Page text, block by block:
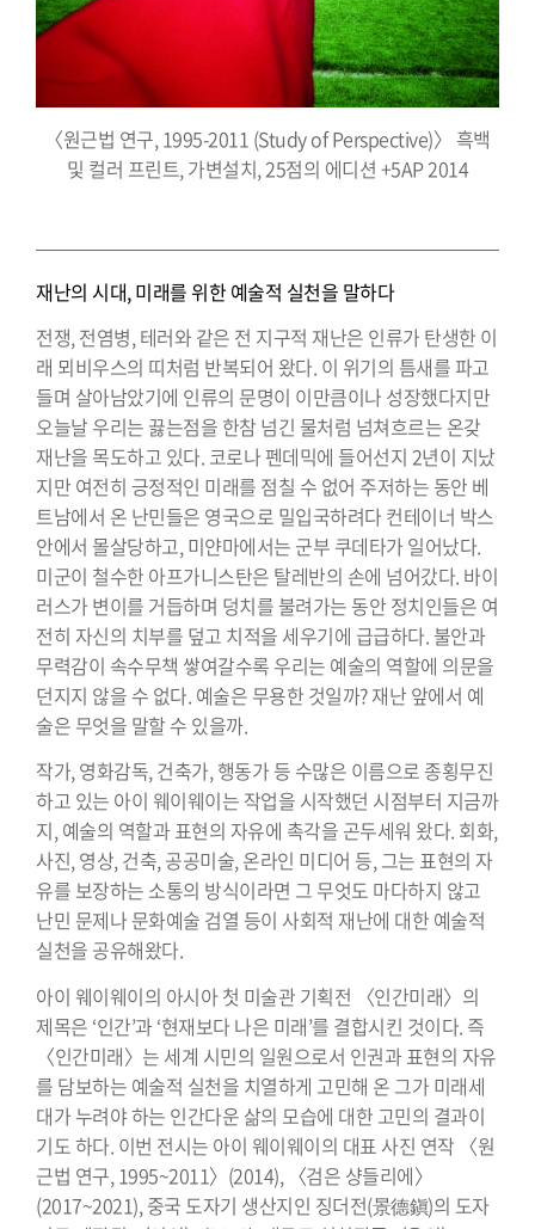
〈원근법 연구, 1995-2011 (Study of Perspective)〉 흑백
및 컬러 프린트, 가변설치, 25점의 에디션 +5AP 2014
재난의 시대, 미래를 위한 예술적 실천을 말하다
전쟁, 전염병, 테러와 같은 전 지구적 재난은 인류가 탄생한 이
래 뫼비우스의 띠처럼 반복되어 왔다. 이 위기의 틈새를 파고
들며 살아남았기에 인류의 문명이 이만큼이나 성장했다지만
오늘날 우리는 끓는점을 한참 넘긴 물처럼 넘쳐흐르는 온갖
재난을 목도하고 있다. 코로나 펜데믹에 들어선지 2년이 지났
지만 여전히 긍정적인 미래를 점칠 수 없어 주저하는 동안 베
트남에서 온 난민들은 영국으로 밀입국하려다 컨테이너 박스
안에서 몰살당하고, 미얀마에서는 군부 쿠데타가 일어났다.
미군이 철수한 아프가니스탄은 탈레반의 손에 넘어갔다. 바이
러스가 변이를 거듭하며 덩치를 불려가는 동안 정치인들은 여
전히 자신의 치부를 덮고 치적을 세우기에 급급하다. 불안과
무력감이 속수무책 쌓여갈수록 우리는 예술의 역할에 의문을
던지지 않을 수 없다. 예술은 무용한 것일까? 재난 앞에서 예
술은 무엇을 말할 수 있을까.
작가, 영화감독, 건축가, 행동가 등 수많은 이름으로 종횡무진
하고 있는 아이 웨이웨이는 작업을 시작했던 시점부터 지금까
지, 예술의 역할과 표현의 자유에 촉각을 곤두세워 왔다. 회화,
사진, 영상, 건축, 공공미술, 온라인 미디어 등, 그는 표현의 자
유를 보장하는 소통의 방식이라면 그 무엇도 마다하지 않고
난민 문제나 문화예술 검열 등이 사회적 재난에 대한 예술적
실천을 공유해왔다.
아이 웨이웨이의 아시아 첫 미술관 기획전 〈인간미래〉의
제목은 ‘인간’과 ‘현재보다 나은 미래’를 결합시킨 것이다. 즉
〈인간미래〉는 세계 시민의 일원으로서 인권과 표현의 자유
를 담보하는 예술적 실천을 치열하게 고민해 온 그가 미래세
대가 누려야 하는 인간다운 삶의 모습에 대한 고민의 결과이
기도 하다. 이번 전시는 아이 웨이웨이의 대표 사진 연작 〈원
근법 연구, 1995~2011〉(2014), 〈검은 샹들리에〉
(2017~2021), 중국 도자기 생산지인 징더전(景德鎭)의 도자